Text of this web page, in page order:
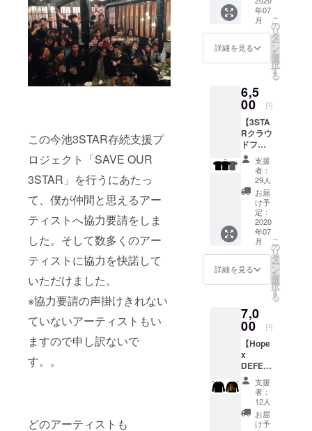
この今池3STAR存続支援プ
ロジェクト「SAVE OUR
3STAR」を行うにあたっ
て、僕が仲間と思えるアー
ティストへ協力要請をしま
した。そして数多くのアー
ティストに協力を快諾して
いただけました。
※協力要請の声掛けきれない
ていないアーティストもい
ますので申し訳ないで
す。。
どのアーティストも
ださ
い。 *郵
送のみ
のお届
けにな
ト！
アー
ティス
トの想
と手に
入らな
い限定T
シャツ
になり
ます。
※各T
シャツ
カラー
にバッ
クプリ
ントデ
ザイン
が入り
ます。
※バック
プリン
プリン
トと同
になり
ます。
・カ
ラー展
ロー / オ
レンジ /
ミント
ALIVE"
】半袖T
シャツ
Design
ed by :
3STAR
アー
ティス
ト全組
のロゴ
をバッ
クプリ
ントに
デザイ
ン！ 胸
には
「STAY
ALIVE
」のワ
ンポイ
ント！
アー
ティス
もう2度
と手に
入らな
い限定T
シャツ
になり
ます。
※バック
プリン
トのロ
ゴ部分
年07
月
詳細を見る
こ
の
リ
タ
ー
ン
を
選
択
す
る
6,5
00 円
【3STA
Rクラウ
ドファ
ンディ
ング完
全限定
ロゴTee
シリー
ズ"MO
ON"】
半袖T
シャツ
Design
ed by :
3STAR
83 協力
ティス
ト全組
のロゴ
をバッ
クプリ
ントに
デザイ
ン！ 胸
には思
いやり
を意味
支援
者：
29人
お届
け予
定：
2020
年07
月
詳細を見る
こ
の
リ
タ
ー
ン
を
選
択
す
る
7,0
00 円
【Hope
x
DEFEN
D OUR
PLACE
】長袖T
シャツ
Design
支援
者：
12人
お届
け予